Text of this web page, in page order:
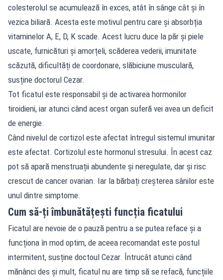
colesterolul se acumulează în exces, atât în sânge cât și în
vezica biliară. Acesta este motivul pentru care și absorbția
vitaminelor A, E, D, K scade. Acest lucru duce la păr și piele
uscate, furnicături și amorțeli, scăderea vederii, imunitate
scăzută, dificultăți de coordonare, slăbiciune musculară,
susține doctorul Cezar.
Tot ficatul este responsabil și de activarea hormonilor
tiroidieni, iar atunci când acest organ suferă vei avea un deficit
de energie.
Când nivelul de cortizol este afectat întregul sistemul imunitar
este afectat. Cortizolul este hormonul stresului. În acest caz
pot să apară menstruații abundente și neregulate, dar și risc
crescut de cancer ovarian. Iar la bărbați creșterea sânilor este
unul dintre simptome.
Cum să-ți îmbunătățești funcția ficatului
Ficatul are nevoie de o pauză pentru a se putea reface și a
funcționa în mod optim, de aceea recomandat este postul
intermitent, susține doctoul Cezar. Întrucât atunci când
mănânci des și mult, ficatul nu are timp să se refacă, funcțiile